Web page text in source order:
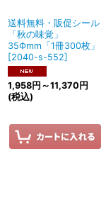
送料無料・販促シール
「秋の味覚」
35Фmm「1冊300枚」
[2040-s-552]
1,958円 ～11,370 円
(税込)